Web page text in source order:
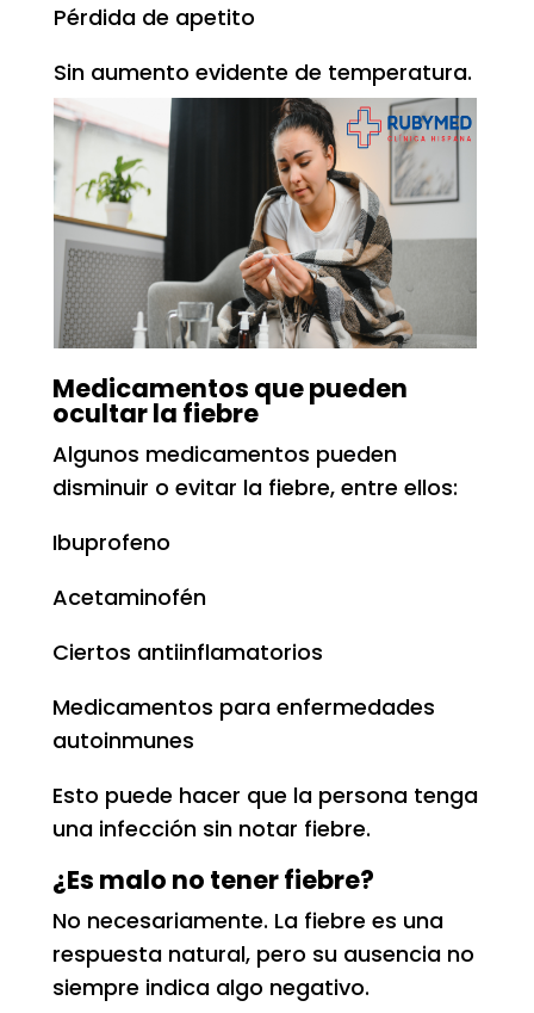
Pérdida de apetito
Sin aumento evidente de temperatura.
Medicamentos que pueden
ocultar la fiebre
Algunos medicamentos pueden
disminuir o evitar la fiebre, entre ellos:
Ibuprofeno
Acetaminofén
Ciertos antiinflamatorios
Medicamentos para enfermedades
autoinmunes
Esto puede hacer que la persona tenga
una infección sin notar fiebre.
¿Es malo no tener fiebre?
No necesariamente. La fiebre es una
respuesta natural, pero su ausencia no
siempre indica algo negativo.